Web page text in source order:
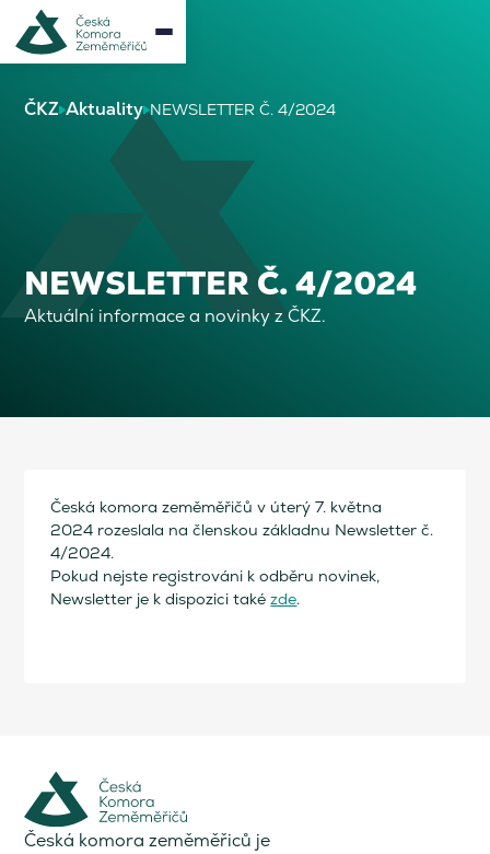
ČKZ Aktuality NEWSLETTER Č. 4/2024
NEWSLETTER Č. 4/2024
Aktuální informace a novinky z ČKZ.
Česká komora zeměměřičů v úterý 7. května
2024 rozeslala na členskou základnu Newsletter č.
4/2024.
Pokud nejste registrováni k odběru novinek,
Newsletter je k dispozici takézde.
Česká komora zeměměřiců je